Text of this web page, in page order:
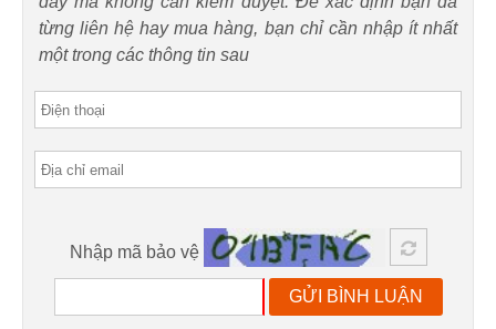
từng liên hệ hay mua hàng, bạn chỉ cần nhập ít nhất
một trong các thông tin sau
Nhập mã bảo vệ
GỬI BÌNH LUẬN